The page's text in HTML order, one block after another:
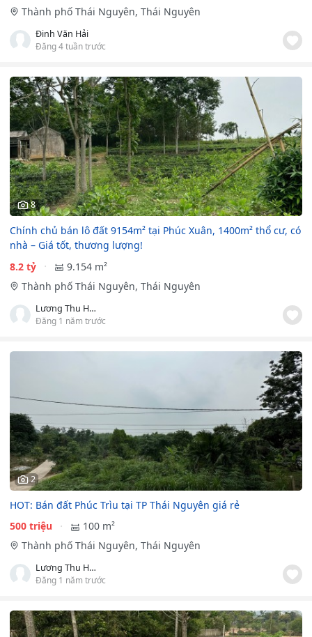
Thành phố Thái Nguyên, Thái Nguyên
Đinh Văn Hải
Đăng 4 tuần trước
8
Chính chủ bán lô đất 9154m² tại Phúc Xuân, 1400m² thổ cư, có
nhà – Giá tốt, thương lượng!
8.2 tỷ
9.154 m²
Thành phố Thái Nguyên, Thái Nguyên
Lương Thu Hoài
Đăng 1 năm trước
2
HOT: Bán đất Phúc Trìu tại TP Thái Nguyên giá rẻ
500 triệu
100 m²
Thành phố Thái Nguyên, Thái Nguyên
Lương Thu Hoài
Đăng 1 năm trước